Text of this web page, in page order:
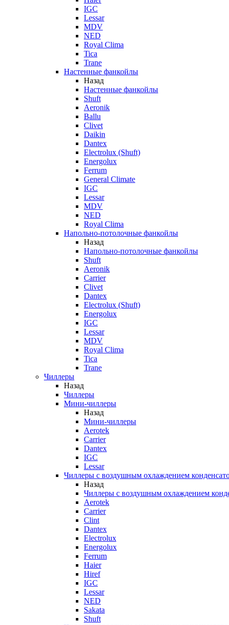
IGC
Lessar
MDV
NED
Royal Clima
Tica
Trane
Настенные фанкойлы
Назад
Настенные фанкойлы
Shuft
Aeronik
Ballu
Clivet
Daikin
Dantex
Electrolux (Shuft)
Energolux
Ferrum
General Climate
IGC
Lessar
MDV
NED
Royal Clima
Напольно-потолочные фанкойлы
Назад
Напольно-потолочные фанкойлы
Shuft
Aeronik
Carrier
Clivet
Dantex
Electrolux (Shuft)
Energolux
IGC
Lessar
MDV
Royal Clima
Tica
Trane
Чиллеры
Назад
Чиллеры
Мини-чиллеры
Назад
Мини-чиллеры
Aerotek
Carrier
Dantex
IGC
Lessar
Чиллеры с воздушным охлаждением
Назад
Чиллеры с воздушным охлаждением
Aerotek
Carrier
Clint
Dantex
Electrolux
Energolux
Ferrum
Haier
Hiref
IGC
Lessar
NED
Sakata
Shuft